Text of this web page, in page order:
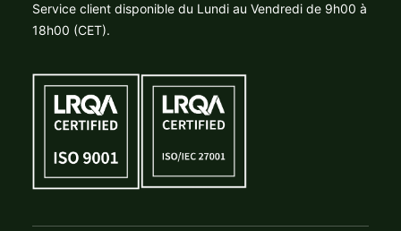
Service client disponible du Lundi au Vendredi de 9h00 à
18h00 (CET).